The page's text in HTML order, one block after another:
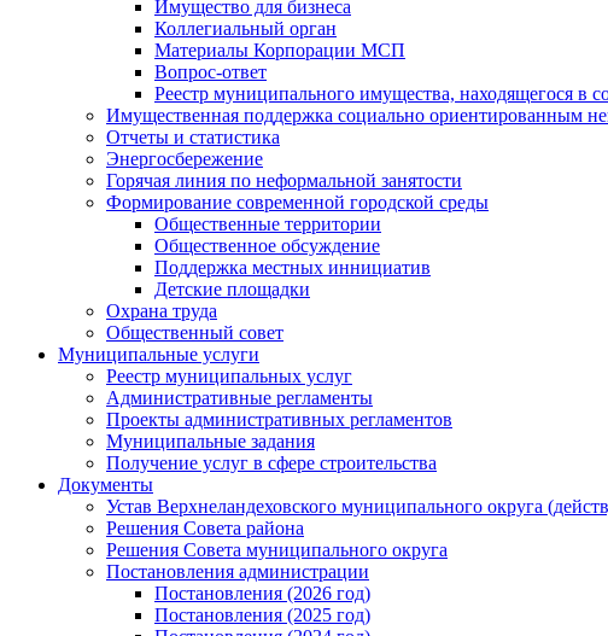
Имущество для бизнеса
Коллегиальный орган
Материалы Корпорации МСП
Вопрос-ответ
Реестр муниципального имущества, находящегося в
Имущественная поддержка социально ориентированным
Отчеты и статистика
Энергосбережение
Горячая линия по неформальной занятости
Формирование современной городской среды
Общественные территории
Общественное обсуждение
Поддержка местных иннициатив
Детские площадки
Охрана труда
Общественный совет
Муниципальные услуги
Реестр муниципальных услуг
Административные регламенты
Проекты административных регламентов
Муниципальные задания
Получение услуг в сфере строительства
Документы
Устав Верхнеландеховского муниципального округа
Решения Совета района
Решения Совета муниципального округа
Постановления администрации
Постановления (2026 год)
Постановления (2025 год)